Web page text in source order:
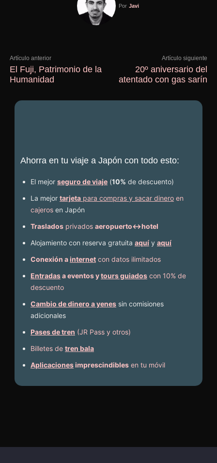
Por Javi
Artículo anterior
El Fuji, Patrimonio de la
Humanidad
Artículo siguiente
20º aniversario del
atentado con gas sarín
Ahorra en tu viaje a Japón con todo esto:
El mejor seguro de viaje (10% de descuento)
La mejor tarjeta para compras y sacar dinero en
cajeros en Japón
Traslados privados aeropuerto↔hotel
Alojamiento con reserva gratuita aquí y aquí
Conexión ainternet con datos ilimitados
Entradasa eventos ytours guiados con 10% de
descuento
Cambio de dinero a yenes sin comisiones
adicionales
Pases de tren (JR Pass y otros)
Billetes de tren bala
Aplicacionesimprescindibles en tu móvil